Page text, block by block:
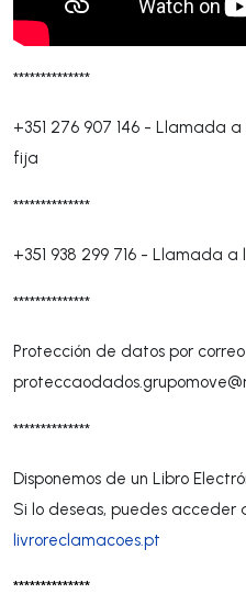
**************
+351 276 907 146 - Llamada a
fija
**************
+351 938 299 716 - Llamada a
**************
Protección de datos por
**************
Disponemos de un Libro
Si lo deseas, puedes
livroreclamacoes.pt
**************